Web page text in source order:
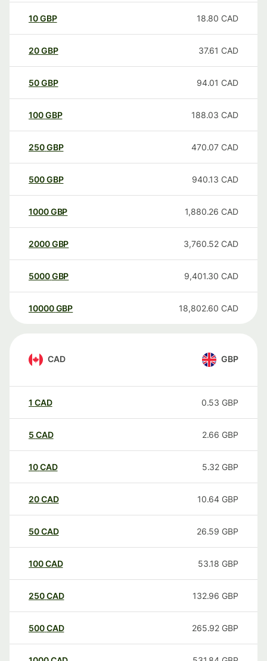
10GBP 18.80 CAD
20GBP 37.61 CAD
50GBP 94.01 CAD
100GBP 188.03 CAD
250GBP 470.07 CAD
500GBP 940.13 CAD
1000GBP 1,880.26 CAD
2000GBP 3,760.52 CAD
5000GBP 9,401.30 CAD
10000 GBP 18,802.60 CAD
CAD GBP
1 CAD 0.53 GBP
5 CAD 2.66 GBP
10CAD 5.32 GBP
20CAD 10.64 GBP
50CAD 26.59 GBP
100CAD 53.18 GBP
250CAD 132.96 GBP
500CAD 265.92 GBP